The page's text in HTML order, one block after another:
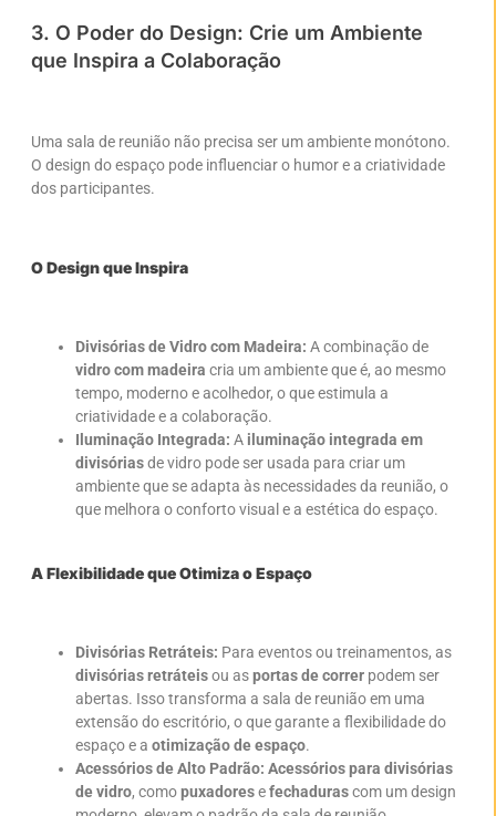
3. O Poder do Design: Crie um Ambiente
que Inspira a Colaboração
Uma sala de reunião não precisa ser um ambiente monótono.
O design do espaço pode influenciar o humor e a criatividade
dos participantes.
O Design que Inspira
Divisórias de Vidro com Madeira: A combinação de
vidro com madeira cria um ambiente que é, ao mesmo
tempo, moderno e acolhedor, o que estimula a
criatividade e a colaboração.
Iluminação Integrada: A iluminação integrada em
divisóriasde vidro pode ser usada para criar um
ambiente que se adapta às necessidades da reunião, o
que melhora o conforto visual e a estética do espaço.
A Flexibilidade que Otimiza o Espaço
Divisórias Retráteis: Para eventos ou treinamentos, as
divisórias retráteisou asportas de correr podem ser
abertas. Isso transforma a sala de reunião em uma
extensão do escritório, o que garante a flexibilidade do
espaço e a otimização de espaço.
Acessórios de Alto Padrão: Acessórios para divisórias
de vidro, comopuxadoresefechadurascom um design